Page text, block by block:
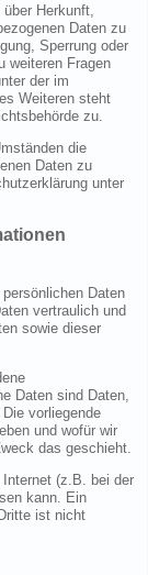
Herkunft,
Daten zu
Sperrung oder
weiteren Fragen
der im
Weiteren steht
zu.
die
Daten zu
unter
Daten
vertraulich und
sowie dieser
Daten sind Daten,
vorliegende
und wofür wir
das geschieht.
(z.B. bei der
kann. Ein
ist nicht